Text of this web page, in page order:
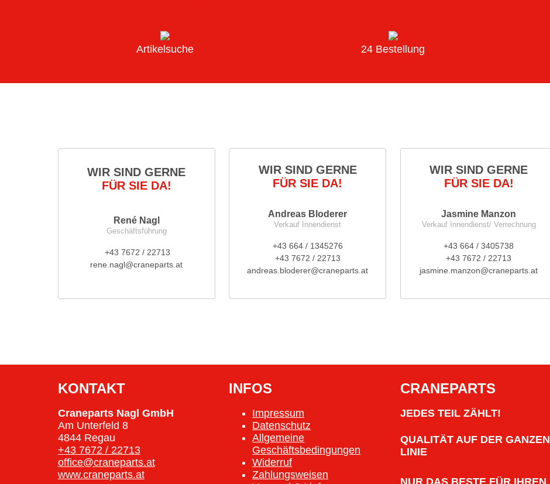
Artikelsuche 24 Bestellung
WIR SIND GERNE
FÜR SIE DA!
René Nagl
Geschäftsführung
+43 7672 / 22713
rene.nagl@craneparts.at
WIR SIND GERNE
FÜR SIE DA!
Andreas Bloderer
Verkauf Innendienst
+43 664 / 1345276
+43 7672 / 22713
andreas.bloderer@craneparts.at
WIR SIND GERNE
FÜR SIE DA!
Jasmine Manzon
Verkauf Innendienst/ Verrechnung
+43 664 / 3405738
+43 7672 / 22713
jasmine.manzon@craneparts.at
KONTAKT
Craneparts Nagl GmbH
Am Unterfeld 8
4844 Regau
+43 7672 / 22713
office@craneparts.at
www.craneparts.at
INFOS
Impressum
Datenschutz
Allgemeine
Geschäftsbedingungen
Widerruf
Zahlungsweisen
CRANEPARTS
JEDES TEIL ZÄHLT!
QUALITÄT AUF DER GANZEN
LINIE
NUR DAS BESTE FÜR IHREN